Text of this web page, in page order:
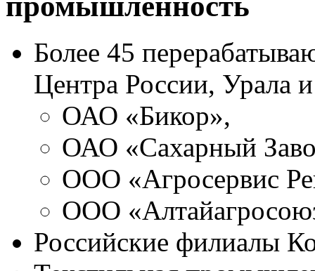
Более 45
Центра России, Урала
ОАО «Бикор»,
ОАО «Сахарный
ООО «Агросервис
ООО
Российские филиалы